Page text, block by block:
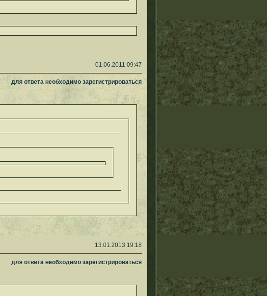
01.06.2011 09:47
для ответа необходимо зарегистрироваться
13.01.2013 19:18
для ответа необходимо зарегистрироваться